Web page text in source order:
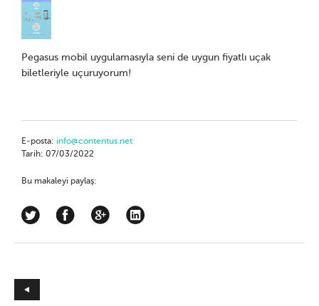
Pegasus mobil uygulamasıyla seni de uygun fiyatlı uçak
biletleriyle uçuruyorum!
E-posta: info@contentus.net
Tarih: 07/03/2022
Bu makaleyi paylaş: